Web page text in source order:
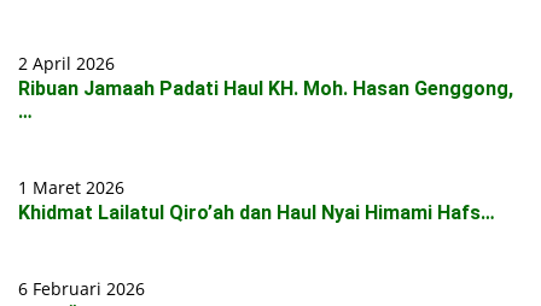
2 April 2026
Ribuan Jamaah Padati Haul KH. Moh. Hasan Genggong,
…
1 Maret 2026
Khidmat Lailatul Qiro’ah dan Haul Nyai Himami Hafs…
6 Februari 2026